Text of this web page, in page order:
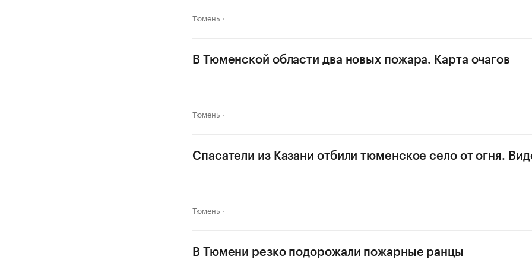
Тюмень
В Тюменской области два новых пожара. Карта очагов
Тюмень
Спасатели из Казани отбили тюменское село от огня.
Тюмень
В Тюмени резко подорожали пожарные ранцы